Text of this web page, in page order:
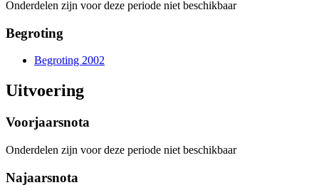
Onderdelen zijn voor deze periode niet beschikbaar
Begroting
Begroting 2002
Uitvoering
Voorjaarsnota
Onderdelen zijn voor deze periode niet beschikbaar
Najaarsnota